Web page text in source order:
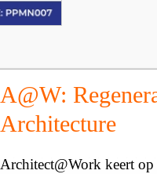
A@W:
Architecture
Architect@Work keert